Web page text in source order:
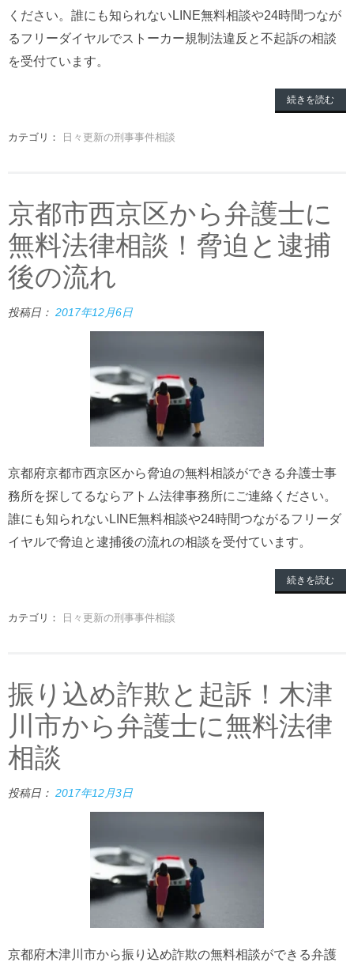
ください。誰にも知られないLINE無料相談や24時間つなが
るフリーダイヤルでストーカー規制法違反と不起訴の相談
を受付ています。
続きを読む
カテゴリ： 日々更新の刑事事件相談
京都市西京区から弁護士に
無料法律相談！脅迫と逮捕
後の流れ
投稿日： 2017年12月6日
京都府京都市西京区から脅迫の無料相談ができる弁護士事
務所を探してるならアトム法律事務所にご連絡ください。
誰にも知られないLINE無料相談や24時間つながるフリーダ
イヤルで脅迫と逮捕後の流れの相談を受付ています。
続きを読む
カテゴリ： 日々更新の刑事事件相談
振り込め詐欺と起訴！木津
川市から弁護士に無料法律
相談
投稿日： 2017年12月3日
京都府木津川市から振り込め詐欺の無料相談ができる弁護